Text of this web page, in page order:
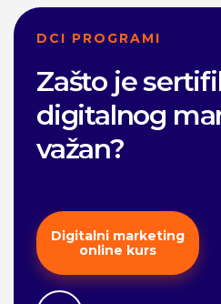
DCI PROGRAMI
Zašto je
digitalnog
važan?
Digitalni marketing
online kurs